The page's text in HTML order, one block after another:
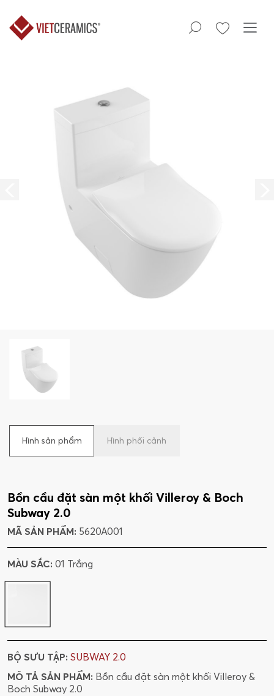
Hình sản phẩm Hình phối cảnh
Bồn cầu đặt sàn một khối Villeroy & Boch
Subway 2.0
MÃ SẢN PHẨM: 5620A001
MÀU SẮC: 01 Trắng
BỘ SƯU TẬP: SUBWAY 2.0
MÔ TẢ SẢN PHẨM: Bồn cầu đặt sàn một khối Villeroy &
Boch Subway 2.0